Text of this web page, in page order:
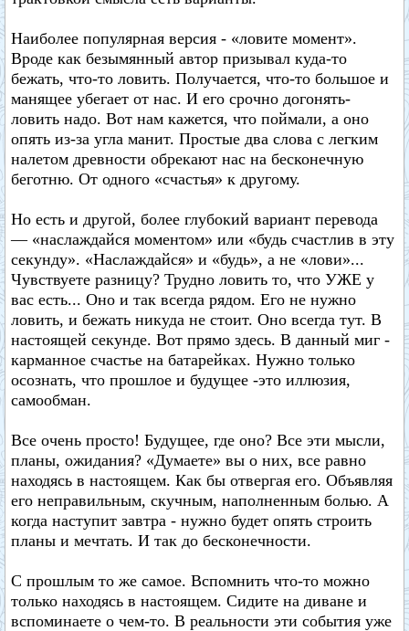
Наиболее популярная версия - «ловите момент».
Вроде как безымянный автор призывал куда-то
бежать, что-то ловить. Получается, что-то большое и
манящее убегает от нас. И его срочно догонять-
ловить надо. Вот нам кажется, что поймали, а оно
опять из-за угла манит. Простые два слова с легким
налетом древности обрекают нас на бесконечную
беготню. От одного «счастья» к другому.
Но есть и другой, более глубокий вариант перевода
— «наслаждайся моментом» или «будь счастлив в эту
секунду». «Наслаждайся» и «будь», а не «лови»...
Чувствуете разницу? Трудно ловить то, что УЖЕ у
вас есть... Оно и так всегда рядом. Его не нужно
ловить, и бежать никуда не стоит. Оно всегда тут. В
настоящей секунде. Вот прямо здесь. В данный миг -
карманное счастье на батарейках. Нужно только
осознать, что прошлое и будущее -это иллюзия,
самообман.
Все очень просто! Будущее, где оно? Все эти мысли,
планы, ожидания? «Думаете» вы о них, все равно
находясь в настоящем. Как бы отвергая его. Объявляя
его неправильным, скучным, наполненным болью. А
когда наступит завтра - нужно будет опять строить
планы и мечтать. И так до бесконечности.
С прошлым то же самое. Вспомнить что-то можно
только находясь в настоящем. Сидите на диване и
вспоминаете о чем-то. В реальности эти события уже